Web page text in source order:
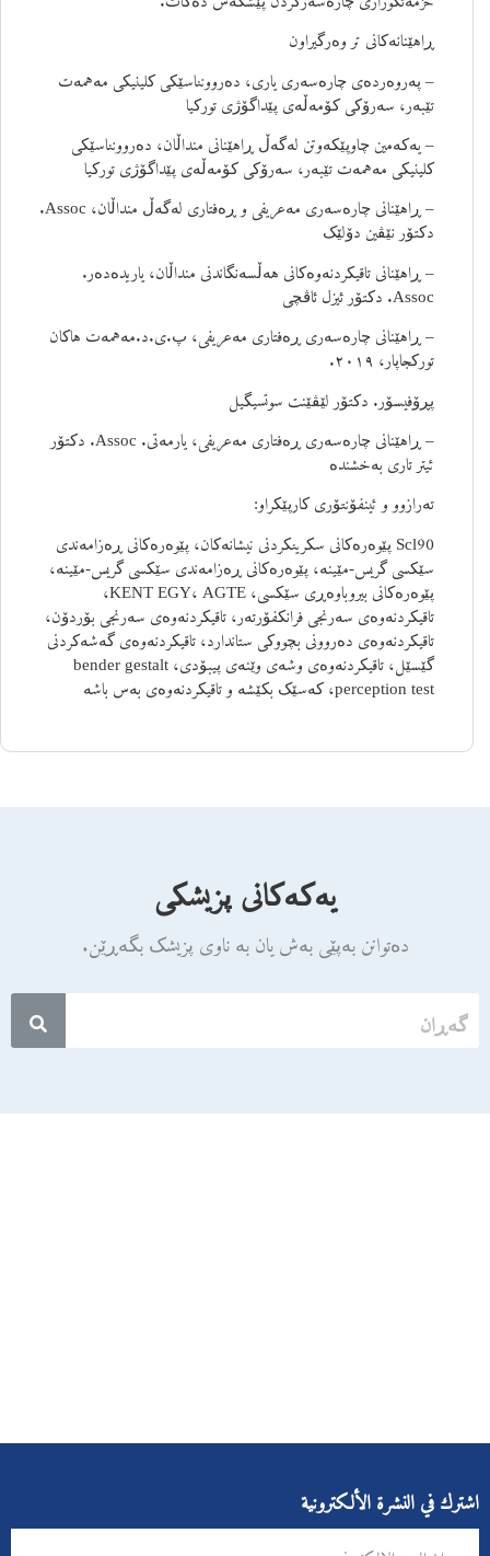
ڕاهێنانەکانی تر وەرگیراون
– پەروەردەی چارەسەری یاری، دەروونناسێکی کلینیکی مەهمەت
تێبەر، سەرۆکی کۆمەڵەی پێداگۆژی تورکیا
– یەکەمین چاوپێکەوتن لەگەڵ ڕاهێنانی منداڵان، دەروونناسێکی
کلینیکی مەهمەت تێبەر، سەرۆکی کۆمەڵەی پێداگۆژی تورکیا
– ڕاهێنانی چارەسەری مەعریفی و ڕەفتاری لەگەڵ منداڵان، Assoc.
دکتۆر نێڤین دۆلێک
– ڕاهێنانی تاقیکردنەوەکانی هەڵسەنگاندنی منداڵان، یاریدەدەر.
Assoc. دکتۆر ئیزل ئاڤچی
– ڕاهێنانی چارەسەری ڕەفتاری مەعریفی، پ.ی.د.مەهمەت هاکان
تورکجاپار، ٢٠١٩.
پڕۆفیسۆر. دکتۆر لێڤێنت سوتسیگیل
– ڕاهێنانی چارەسەری ڕەفتاری مەعریفی، یارمەتی. Assoc. دکتۆر
ئیتر تاری بەخشندە
تەرازوو و ئینفۆنتۆری کارپێکراو:
Scl90 پێوەرەکانی سکرینکردنی نیشانەکان، پێوەرەکانی ڕەزامەندی
سێکسی گریس-مێینە، پێوەرەکانی ڕەزامەندی سێکسی گریس-مێینە،
پێوەرەکانی بیروباوەڕی سێکسی، KENT EGY، AGTE،
تاقیکردنەوەی سەرنجی فرانکفۆرتەر، تاقیکردنەوەی سەرنجی بۆردۆن،
تاقیکردنەوەی دەروونی بچووکی ستاندارد، تاقیکردنەوەی گەشەکردنی
گێسێل، تاقیکردنەوەی وشەی وێنەی پیبۆدی، bender gestalt
perception test، کەسێک بکێشە و تاقیکردنەوەی بەس باشە
یەکەکانی پزیشکی
دەتوانن بەپێی بەش یان بە ناوی پزیشک بگەڕێن.
اشترك في النشرة الألكترونية